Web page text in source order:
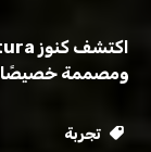
ومصممة خصيصًا
تجربة